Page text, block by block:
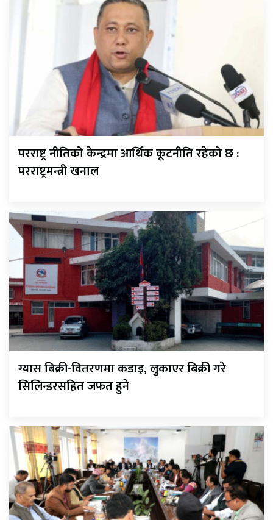
परराष्ट्र नीतिको केन्द्रमा आर्थिक कूटनीति रहेको छ :
परराष्ट्रमन्त्री खनाल
ग्यास बिक्री-वितरणमा कडाइ, लुकाएर बिक्री गरे
सिलिन्डरसहित जफत हुने